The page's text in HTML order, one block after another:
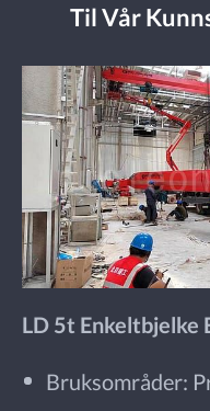
Til Vår
LD 5t Enkeltbjelke
Bruksområder: